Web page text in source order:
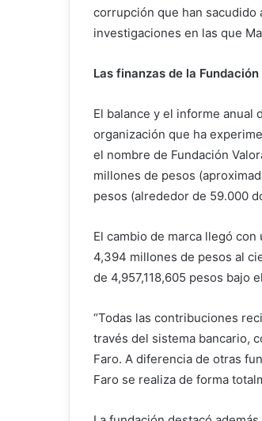
corrupción que han sacudido
investigaciones en las que
Las finanzas de la Fundación
El balance y el informe anual
organización que ha
el nombre de Fundación
millones de pesos
pesos (alrededor de 59.000
El cambio de marca llegó
4,394 millones de pesos al
de 4,957,118,605 pesos bajo
“Todas las contribuciones
través del sistema bancario,
Faro. A diferencia de otras
Faro se realiza de forma